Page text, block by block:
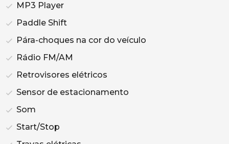
MP3 Player
Paddle Shift
Pára-choques na cor do veículo
Rádio FM/AM
Retrovisores elétricos
Sensor de estacionamento
Som
Start/Stop